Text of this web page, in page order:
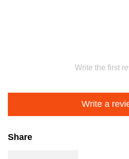
Write the first
Write a
Share